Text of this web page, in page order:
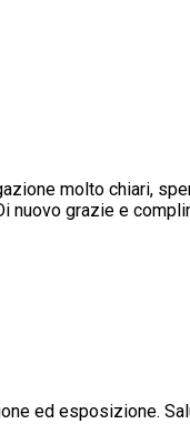
molto chiari,
nuovo grazie e
ed esposizione.